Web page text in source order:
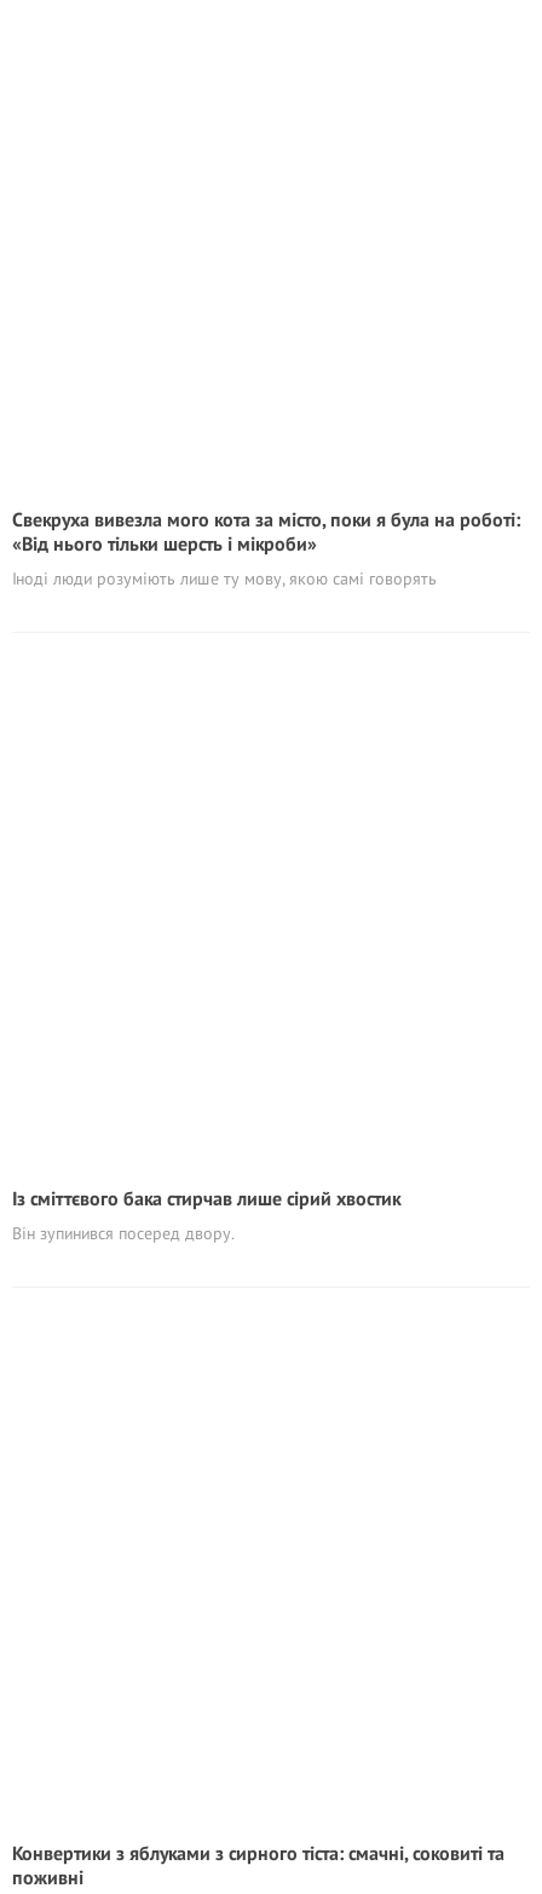
Свекруха вивезла мого кота за місто, поки я була на роботі:
«Від нього тільки шерсть і мікроби»
Іноді люди розуміють лише ту мову, якою самі говорять
Із сміттєвого бака стирчав лише сірий хвостик
Він зупинився посеред двору.
Конвертики з яблуками з сирного тіста: смачні, соковиті та
поживні